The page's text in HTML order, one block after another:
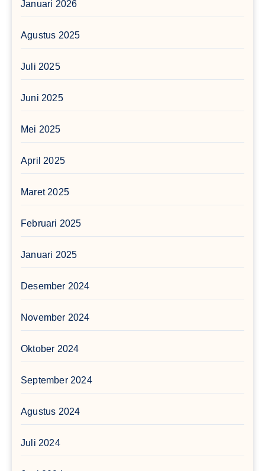
Januari 2026
Agustus 2025
Juli 2025
Juni 2025
Mei 2025
April 2025
Maret 2025
Februari 2025
Januari 2025
Desember 2024
November 2024
Oktober 2024
September 2024
Agustus 2024
Juli 2024